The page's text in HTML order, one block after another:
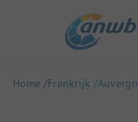
Home Frankrijk